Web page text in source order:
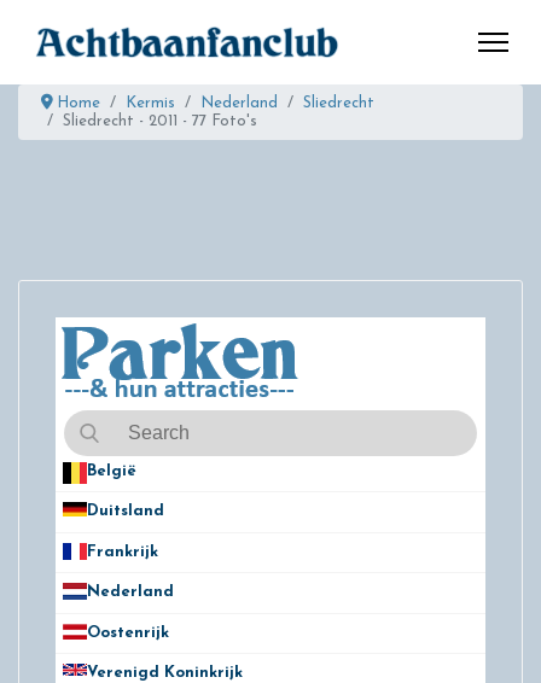
Home Kermis Nederland
Sliedrecht
Sliedrecht - 2011 - 77 Foto's
België
Duitsland
Frankrijk
Nederland
Oostenrijk
Verenigd Koninkrijk